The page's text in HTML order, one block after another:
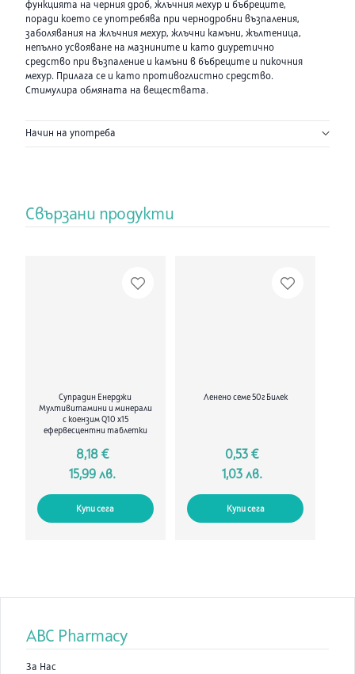
функцията на черния дроб, жлъчния мехур и бъбреците,
поради което се употребява при чернодробни възпаления,
заболявания на жлъчния мехур, жлъчни камъни, жълтеница,
непълно усвояване на мазнините и като диуретично
средство при възпаление и камъни в бъбреците и пикочния
мехур. Прилага се и като противоглистно средство.
Стимулира обмяната на веществата.
Начин на употреба
Свързани продукти
Супрадин Енерджи
Мултивитамини и минерали
с коензим Q10 х15
ефервесцентни таблетки
8,18 €
15,99 лв.
Купи сега
Ленено семе 50г Билек
0,53 €
1,03 лв.
Купи сега
ABC Pharmacy
За Нас